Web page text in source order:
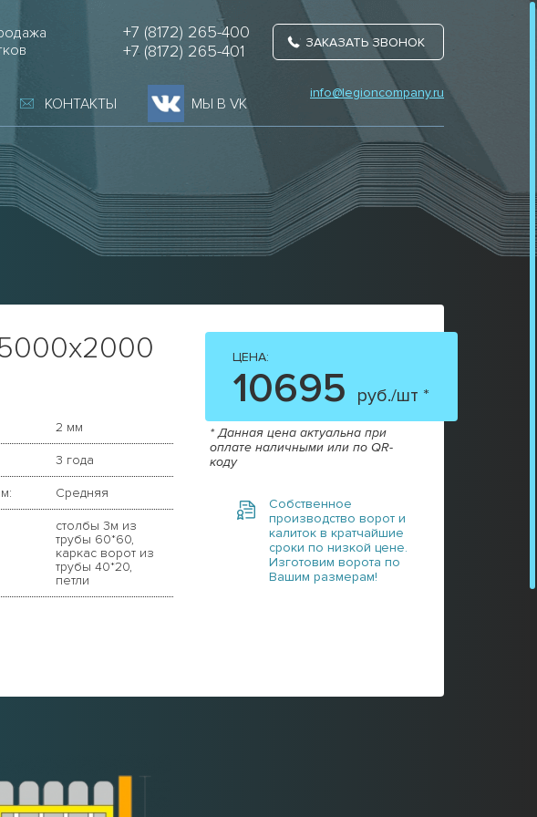
+7 (8172) 265-400
+7 (8172) 265-401
ЗАКАЗАТЬ ЗВОНОК
КОНТАКТЫ МЫ В VK
info@legioncompany.ru
2 мм
3 года
Средняя
столбы 3м из
трубы 60*60,
каркас ворот из
трубы 40*20,
петли
ЦЕНА:
10695 руб./шт *
* Данная цена актуальна при
оплате наличными или по QR-
коду
Собственное
производство ворот и
калиток в кратчайшие
сроки по низкой цене.
Изготовим ворота по
Вашим размерам!